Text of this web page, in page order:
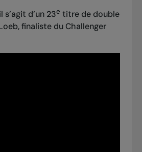
d’un 23e titre de double
finaliste du Challenger